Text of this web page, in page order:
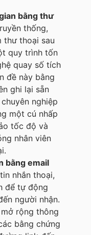
bằng thư
thống,
thư thoại sau
quy trình tốn
quay số tích
đề này bằng
ghi lại sẵn
nghiệp
một cú nhấp
tốc độ và
nhân viên
bằng email
nhắn thoại,
để tự động
người nhận.
rộng thông
bằng chứng